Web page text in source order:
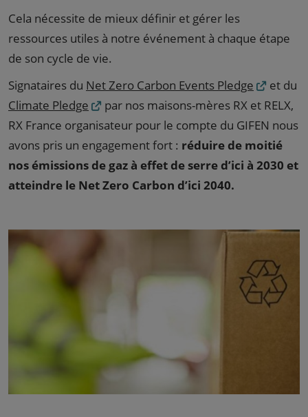
Cela nécessite de mieux définir et gérer les
ressources utiles à notre événement à chaque étape
de son cycle de vie.
Signataires du Net Zero Carbon Events Pledge
et du
Climate Pledge
par nos maisons-mères RX et RELX,
RX France organisateur pour le compte du GIFEN nous
avons pris un engagement fort : réduire de moitié
nos émissions de gaz à effet de serre d’ici à 2030 et
atteindre le Net Zero Carbon d’ici 2040.